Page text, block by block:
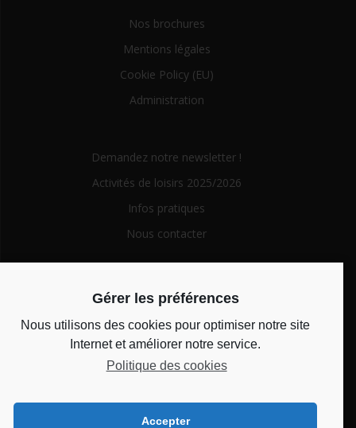
Nos brochures
Mentions légales
Cookie Policy (EU)
Administration
Demandez notre newsletter !
Activités de loisirs 2025/2026
Infos pratiques
Nous contacter
for:
Horaires d’ouverture
Du lundi au vendredi de 14h à 18h et le mercredi de 10h à
Gérer les préférences
Nous utilisons des cookies pour optimiser notre site
Internet et améliorer notre service.
Politique des cookies
Accepter